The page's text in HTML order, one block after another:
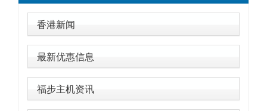
香港新闻
最新优惠信息
福步主机资讯